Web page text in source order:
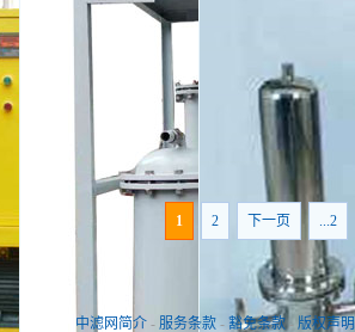
供应国能TYAH高粘.
1
2 下一页 ...2
中滤网简介 - 服务条款 - 豁免条款 - 版权声明